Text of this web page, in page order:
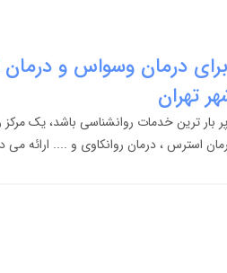
برای درمان وسواس و
تهران
بار ترین خدمات روانشناسی باشد، یک
استرس ، درمان روانکاوی و .... ارائه می